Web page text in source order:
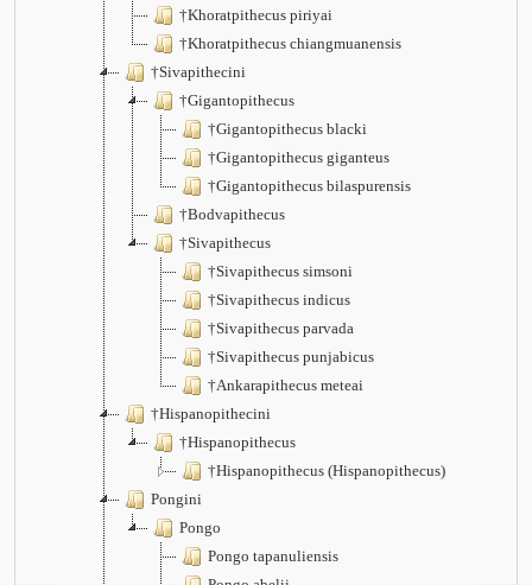
†Khoratpithecus piriyai
†Khoratpithecus chiangmuanensis
†Sivapithecini
†Gigantopithecus
†Gigantopithecus blacki
†Gigantopithecus giganteus
†Gigantopithecus bilaspurensis
†Bodvapithecus
†Sivapithecus
†Sivapithecus simsoni
†Sivapithecus indicus
†Sivapithecus parvada
†Sivapithecus punjabicus
†Ankarapithecus meteai
†Hispanopithecini
†Hispanopithecus
†Hispanopithecus (Hispanopithecus)
Pongini
Pongo
Pongo tapanuliensis